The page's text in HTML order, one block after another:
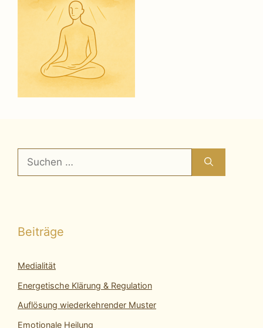
Suchen
nach:
Beiträge
Medialität
Energetische Klärung & Regulation
Auflösung wiederkehrender Muster
Emotionale Heilung